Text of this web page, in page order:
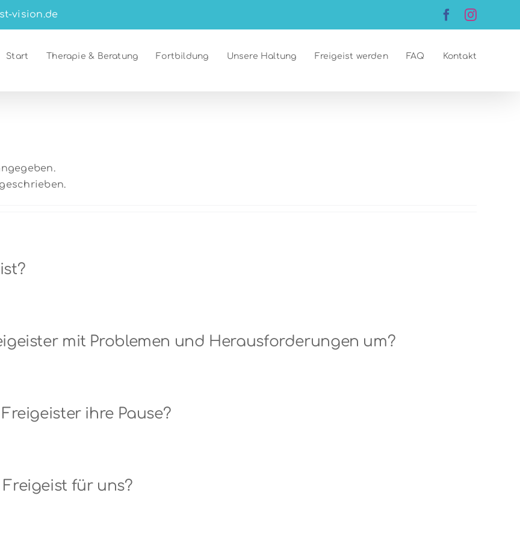
vision.de Facebook
Start Therapie & Beratung Fortbildung Unsere Haltung Freigeist werden FAQ Kontakt
mit Problemen und Herausforderungen um?
ihre Pause?
für uns?